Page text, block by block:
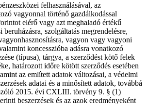
felhasználásával, az
vagyonnal történő gazdálkodással
elérő vagy azt meghaladó értékű
beruházásra, szolgáltatás megrendelésre,
vagyon vagy vagyoni
koncesszióba adásra vonatkozó
(típusa), tárgya, a szerződést kötő felek
határozott időre kötött szerződés esetében
az említett adatok változásai, a védelmi
adatai és a minősített adatok, továbbá
2015. évi CXLIII. törvény 9. § (1)
beszerzések és az azok eredményeként